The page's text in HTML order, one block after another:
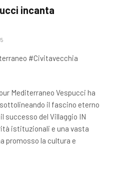
incanta
#Civitavecchia
Mediterraneo Vespucci ha
il fascino eterno
successo del Villaggio IN
istituzionali e una vasta
promosso la cultura e